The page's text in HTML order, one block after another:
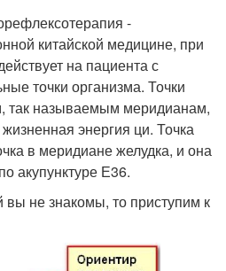
-
китайской медицине, при
на пациента с
точки организма. Точки
так называемым меридианам,
энергия ци. Точка
в меридиане желудка, и она
акупунктуре Е36.
вы не знакомы, то приступим к